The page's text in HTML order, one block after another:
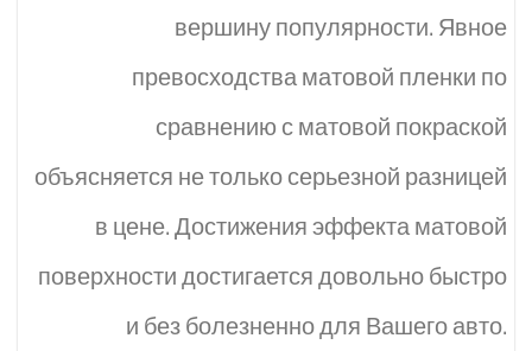
вершину популярности. Явное
превосходства матовой пленки по
сравнению с матовой покраской
объясняется не только серьезной разницей
в цене. Достижения эффекта матовой
поверхности достигается довольно быстро
и без болезненно для Вашего авто.